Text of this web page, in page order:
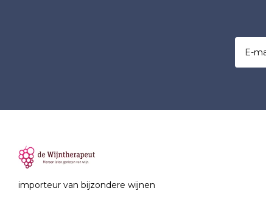
importeur van bijzondere wijnen